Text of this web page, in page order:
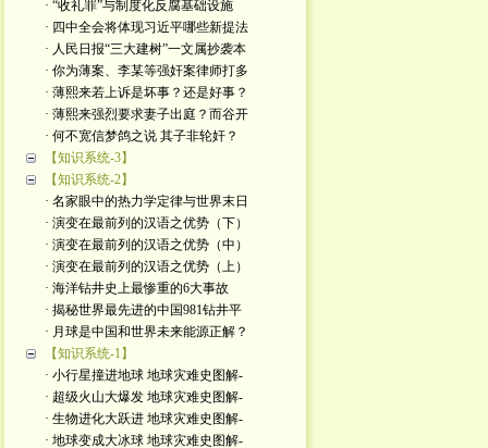
· “收礼罪”与制度化反腐基础设施
· 四中全会将体现习近平哪些新提法
· 人民日报“三大建树”一文属抄袭本
· 你为薄案、李某等强奸案律师打多
· 薄熙来若上诉是坏事？还是好事？
· 薄熙来强烈要求妻子出庭？而谷开
· 何不宽信梦鸽之说 其子非轮奸？
【知识系统-3】
【知识系统-2】
· 名家眼中的热力学定律与世界末日
· 演变在最前列的汉语之优势（下）
· 演变在最前列的汉语之优势（中）
· 演变在最前列的汉语之优势（上）
· 海洋钻井史上最惨重的6大事故
· 揭秘世界最先进的中国981钻井平
· 月球是中国和世界未来能源正解？
【知识系统-1】
· 小行星撞进地球 地球灾难史图解-
· 超级火山大爆发 地球灾难史图解-
· 生物进化大跃进 地球灾难史图解-
· 地球变成大冰球 地球灾难史图解-